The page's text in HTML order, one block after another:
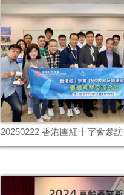
20250222 香港團紅十字會參訪